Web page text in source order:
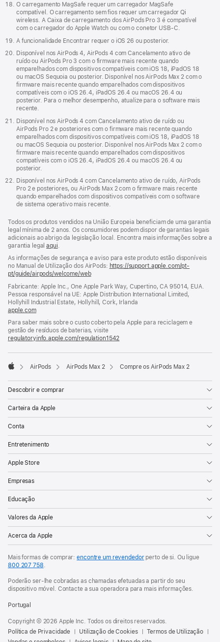
O carregamento MagSafe requer um carregador MagSafe
compatível. O carregamento sem fios requer um carregador Qi
wireless. A Caixa de carregamento dos AirPods Pro 3 é compatível
com o carregador do Apple Watch ou com o conetor USB‑C.
A funcionalidade Encontrar requer o iOS 26 ou posterior.
Disponível nos AirPods 4, AirPods 4 com Cancelamento ativo de
ruído ou AirPods Pro 3 com o firmware mais recente quando
emparelhados com dispositivos compatíveis com iOS 18, iPadOS 18
ou macOS Sequoia ou posterior. Disponível nos AirPods Max 2 com o
firmware mais recente quando emparelhados com dispositivos
compatíveis com o iOS 26.4, iPadOS 26.4 ou macOS 26.4 ou
posterior. Para o melhor desempenho, atualize para o software mais
recente.
Disponível nos AirPods 4 com Cancelamento ativo de ruído ou
AirPods Pro 2 e posteriores com o firmware mais recente quando
emparelhados com dispositivos compatíveis com iOS 18, iPadOS 18
ou macOS Sequoia ou posterior. Disponível nos AirPods Max 2 com o
firmware mais recente quando emparelhados com dispositivos
compatíveis com o iOS 26.4, iPadOS 26.4 ou macOS 26.4 ou
posterior.
Disponível nos AirPods 4 com Cancelamento ativo de ruído, AirPods
Pro 2 e posteriores, ou AirPods Max 2 com o firmware mais recente
quando emparelhados com dispositivos compatíveis com o software
de sistema operativo mais recente.
Todos os produtos vendidos na União Europeia beneficiam de uma garantia
legal mínima de 2 anos. Os consumidores podem dispor de garantias legais
adicionais ao abrigo da legislação local. Encontra mais informações sobre a
garantia legalaqui
As informações de segurança e aviso para este produto estão disponíveis
no Manual de Utilização dos AirPods: https://support.apple.com/pt-
pt/guide/airpods/welcome/web(abre
nova
janela)
Fabricante: Apple Inc., One Apple Park Way, Cupertino, CA 95014, EUA.
Pessoa responsável na UE: Apple Distribution International Limited,
Hollyhill Industrial Estate, Hollyhill, Cork, Irlanda
apple.com(abre
nova
janela)
Para saber mais sobre o custo coberto pela Apple para reciclagem e
gestão de resíduos de baterias, visite
regulatoryinfo.apple.com/regulation1542
nova
AirPods AirPods Max 2 Compre os AirPods Max 2
Descobrir e comprar
Carteira da Apple
Conta
Entretenimento
Apple Store
Empresas
Educação
Valores da Apple
Acerca da Apple
Mais formas de comprar:encontre um revendedorperto de si. Ou ligue
800 207 758.
Poderão ser-lhe cobradas as chamadas efetuadas a partir do seu
dispositivo móvel. Contacte a sua operadora para mais informações.
Portugal
Copyright © 2026 Apple Inc. Todos os direitos reservados.
Política de Privacidade
Utilização de Cookies
Termos de Utilização